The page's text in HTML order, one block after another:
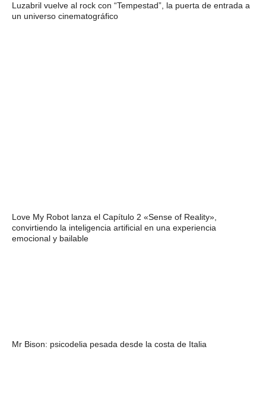
Luzabril vuelve al rock con “Tempestad”, la puerta de entrada a
un universo cinematográfico
Love My Robot lanza el Capítulo 2 «Sense of Reality»,
convirtiendo la inteligencia artificial en una experiencia
emocional y bailable
Mr Bison: psicodelia pesada desde la costa de Italia